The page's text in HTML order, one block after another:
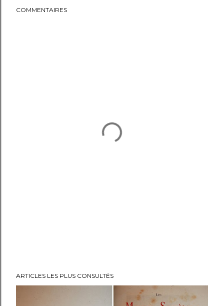
COMMENTAIRES
ARTICLES LES PLUS CONSULTÉS